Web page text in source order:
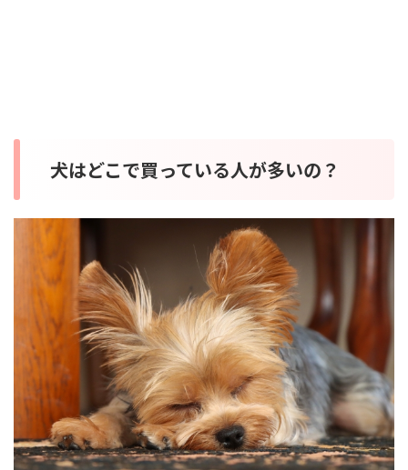
犬はどこで買っている人が多いの？